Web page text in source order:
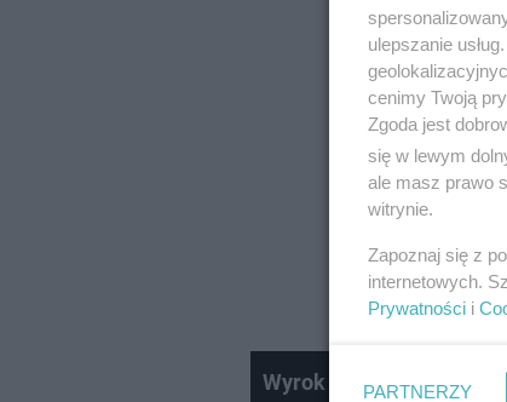
Wyrok dla Norwega za
ulepszanie
cenimy Twoją
Zgoda jest
się w lewym
ale masz prawo
witrynie.
Zapoznaj się z
internetowych.
Prywatności i
PARTNERZY